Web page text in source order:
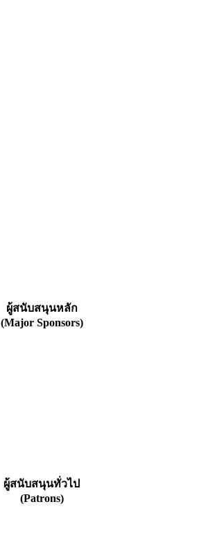
ผู้สนับสนุนหลัก
(Major Sponsors)
ผู้สนับสนุนทั่วไป
(Patrons)